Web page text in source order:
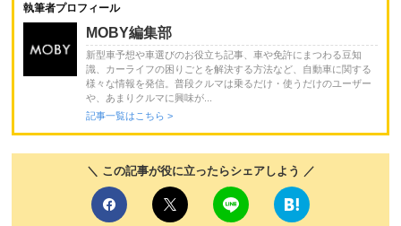
執筆者プロフィール
MOBY編集部
新型車予想や車選びのお役立ち記事、車や免許にまつわる豆知
識、カーライフの困りごとを解決する方法など、自動車に関する
様々な情報を発信。普段クルマは乗るだけ・使うだけのユーザー
や、あまりクルマに興味が...
記事一覧はこちら >
＼ この記事が役に立ったらシェアしよう ／